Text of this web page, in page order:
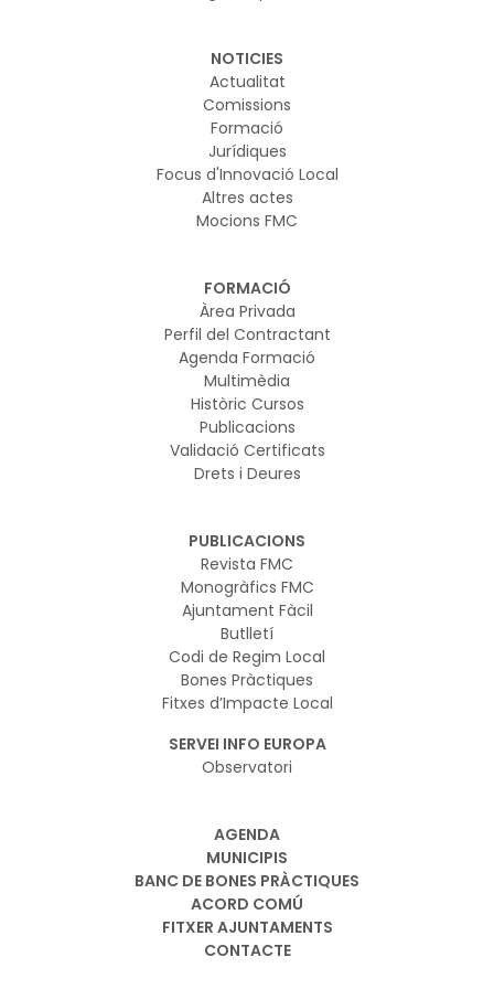
NOTICIES
Actualitat
Comissions
Formació
Jurídiques
Focus d'Innovació Local
Altres actes
Mocions FMC
FORMACIÓ
Àrea Privada
Perfil del Contractant
Agenda Formació
Multimèdia
Històric Cursos
Publicacions
Validació Certificats
Drets i Deures
PUBLICACIONS
Revista FMC
Monogràfics FMC
Ajuntament Fàcil
Butlletí
Codi de Regim Local
Bones Pràctiques
Fitxes d’Impacte Local
SERVEI INFO EUROPA
Observatori
AGENDA
MUNICIPIS
BANC DE BONES PRÀCTIQUES
ACORD COMÚ
FITXER AJUNTAMENTS
CONTACTE